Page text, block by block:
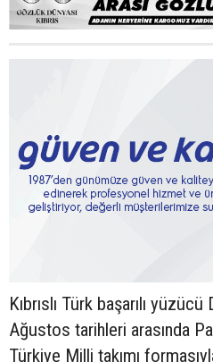
Kıbrıslı Türk başarılı
Ağustos tarihleri arasında
Türkiye Milli takımı